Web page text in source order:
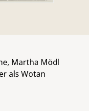
Martha Mödl
als Wotan